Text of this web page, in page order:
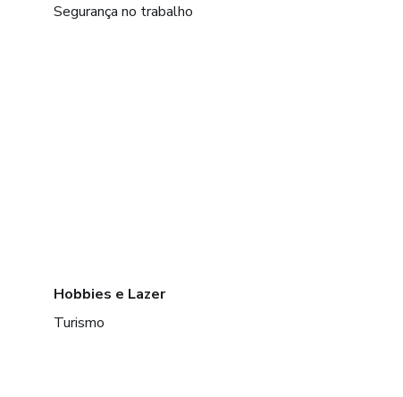
Segurança no trabalho
Hobbies e Lazer
Turismo